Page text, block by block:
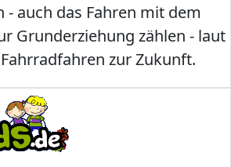
- auch das Fahren mit dem
Grunderziehung zählen - laut
zur Zukunft.